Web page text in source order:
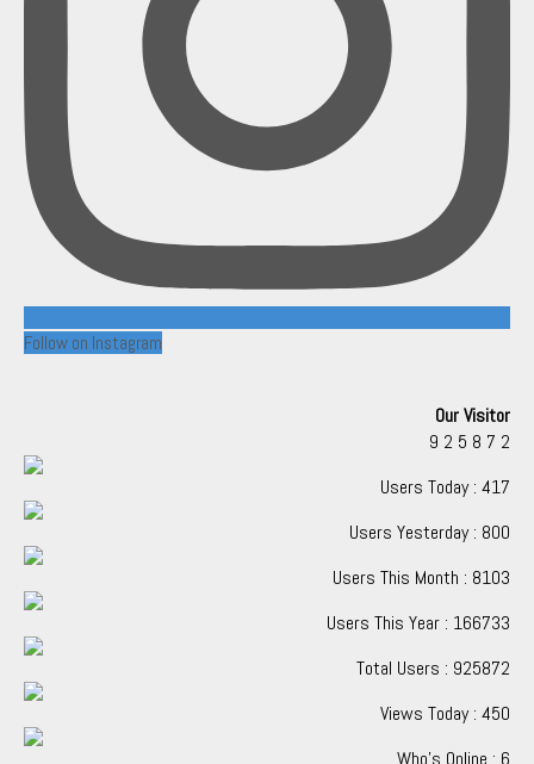
Follow on Instagram
Our Visitor
9 2 5 8 7 2
Users Today : 417
Users Yesterday : 800
Users This Month : 8103
Users This Year : 166733
Total Users : 925872
Views Today : 450
Who's Online : 6